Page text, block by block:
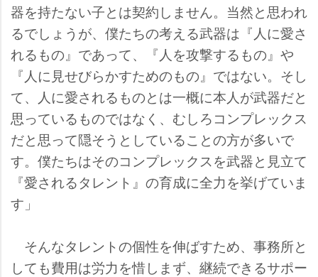
器を持たない子とは契約しません。当然と思われ
るでしょうが、僕たちの考える武器は『人に愛さ
れるもの』であって、『人を攻撃するもの』
『人に見せびらかすためのもの』ではない。そし
て、人に愛されるものとは一概に本人が武器だと
思っているものではなく、むしろコンプレックス
だと思って隠そうとしていることの方が多いで
す。僕たちはそのコンプレックスを武器と見立て
『愛されるタレント』の育成に全力を挙げていま
す」
そんなタレントの個性を伸ばすため、事務所と
しても費用は労力を惜しまず、継続できるサポー